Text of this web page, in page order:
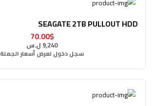
SEAGATE 2TB PULLOUT HDD
70.00$
9,240 ل.س
سجل دخول لعرض أسعار الجملة